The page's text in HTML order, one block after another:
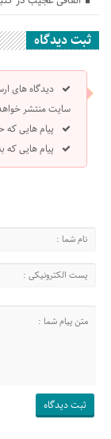
ثبت دیدگاه
دیدگاه های
سایت منتشر
پیام هایی که
پیام هایی که